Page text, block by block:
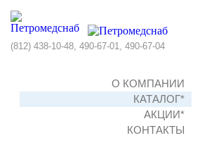
(812) 438-10-48, 490-67-01, 490-67-04
О КОМПАНИИ
КАТАЛОГ*
АКЦИИ*
КОНТАКТЫ